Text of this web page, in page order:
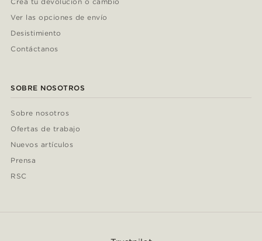
Ver las opciones de envío
Desistimiento
Contáctanos
SOBRE NOSOTROS
Sobre nosotros
Ofertas de trabajo
Nuevos artículos
Prensa
RSC